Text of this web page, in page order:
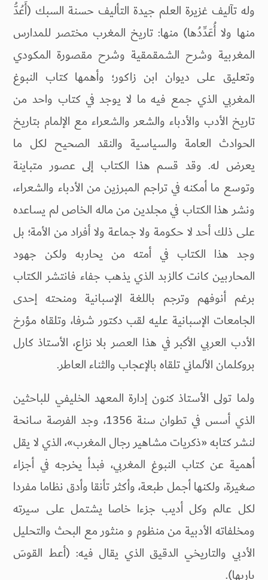
وله تآليف غزيرة العلم جيدة التأليف حسنة السبك (أَعُدُّ
منها ولا أُعَدِّدُها) منها: تاريخ المغرب مختصر للمدارس
المغربية وشرح الشمقمقية وشرح مقصورة المكودي
وتعليق على ديوان ابن زاكور؛ وأهمها كتاب النبوغ
المغربي الذي جمع فيه ما لا يوجد في كتاب واحد من
تاريخ الأدب والأدباء والشعر والشعراء مع الإلمام بتاريخ
الحوادث العامة والسياسية والنقد الصحيح لكل ما
يعرض له. وقد قسم هذا الكتاب إلى عصور متباينة
وتوسع ما أمكنه في تراجم المبرزين من الأدباء والشعراء،
ونشر هذا الكتاب في مجلدين من ماله الخاص لم يساعده
على ذلك أحد لا حكومة ولا جماعة ولا أفراد من الأمة؛ بل
وجد هذا الكتاب في أمته من يحاربه ولكن جهود
المحاربين كانت كالزبد الذي يذهب جفاء فانتشر الكتاب
برغم أنوفهم وترجم باللغة الإسبانية ومنحته إحدى
الجامعات الإسبانية عليه لقب دكتور شرفا، وتلقاه مؤرخ
الأدب العربي الأكبر في هذا العصر بلا نزاع، الأستاذ کارل
بروکلمان الألماني تلقاه بالإعجاب والثناء العاطر.
ولما تولى الأستاذ كنون إدارة المعهد الخليفي للباحثين
الذي أسس في تطوان سنة 1356، وجد الفرصة سانحة
لنشر كتابه «ذكريات مشاهير رجال المغرب»، الذي لا يقل
أهمية عن كتاب النبوغ المغربي، فبدأ يخرجه في أجزاء
صغيرة، ولكنها أجمل طبعة، وأكثر تأنقا وأدق نظاما مفردا
لكل عالم وكل أديب جزءا خاصا يشتمل على سيرته
ومخلفاته الأدبية من منظوم و منثور مع البحث والتحليل
الأدبي والتاريخي الدقيق الذي يقال فيه: (أعط القوسَ
باريها).